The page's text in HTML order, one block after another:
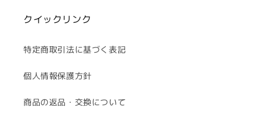
クイックリンク
特定商取引法に基づく表記
個人情報保護方針
商品の返品・交換について